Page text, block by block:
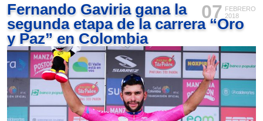
07 FEBRERO
2018
Fernando Gaviria gana la
segunda etapa de la carrera “Oro
y Paz” en Colombia